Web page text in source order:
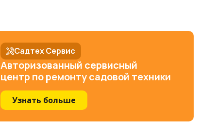
Садтех Сервис
Авторизованный сервисный
центр по ремонту садовой техники
Узнать больше